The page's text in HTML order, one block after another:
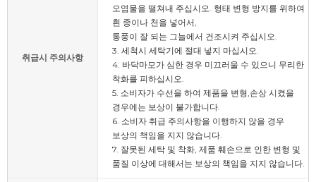
취급시 주의사항
오염물을 떨쳐내 주십시오. 형태 변형 방지를 위하여
흰 종이나 천을 넣어서,
통풍이 잘 되는 그늘에서 건조시켜 주십시오.
3. 세척시 세탁기에 절대 넣지 마십시오.
4. 바닥마모가 심한 경우 미끄러울 수 있으니 무리한
착화를 피하십시오.
5. 소비자가 수선을 하여 제품을 변형,손상 시켰을
경우에는 보상이 불가합니다.
6. 소비자 취급 주의사항을 이행하지 않을 경우
보상의 책임을 지지 않습니다.
7. 잘못된 세탁 및 착화, 제품 훼손으로 인한 변형 및
품질 이상에 대해서는 보상의 책임을 지지 않습니다.